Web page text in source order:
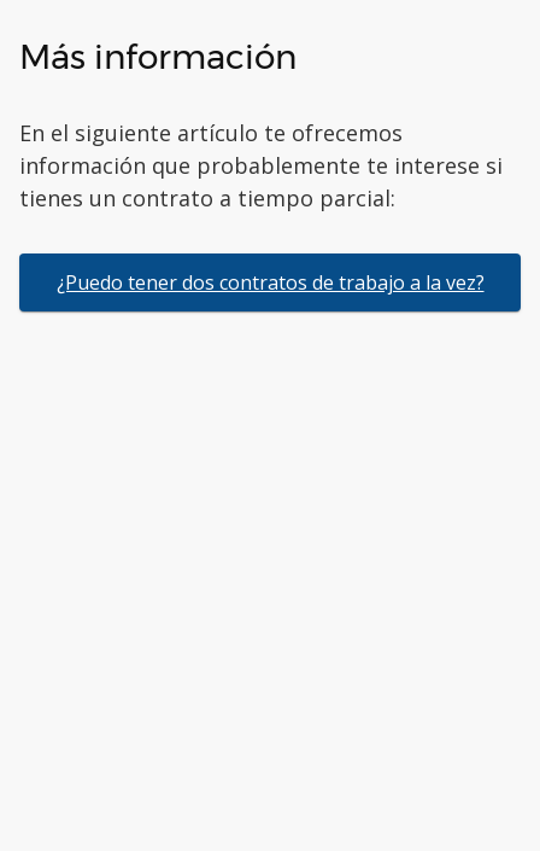
Más información
En el siguiente artículo te ofrecemos
información que probablemente te interese si
tienes un contrato a tiempo parcial:
¿Puedo tener dos contratos de trabajo a la vez?